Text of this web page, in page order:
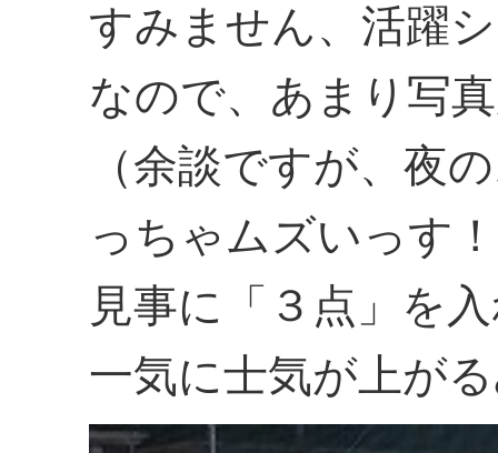
すみません、活躍
なので、あまり写
（余談ですが、夜
っちゃムズいっす
見事に「３点」を
一気に士気が上が